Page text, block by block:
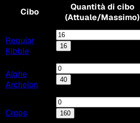
Cibo
Quantità di cibo
(Attuale/Massimo)
Regular
Kibble
16
Alghe
Archelon
40
Crops 160